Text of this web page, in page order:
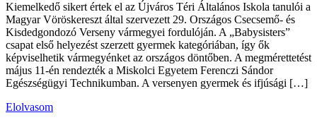
Kiemelkedő sikert értek el az Újváros Téri Általános Iskola tanulói a
Magyar Vöröskereszt által szervezett 29. Országos Csecsemő- és
Kisdedgondozó Verseny vármegyei fordulóján. A „Babysisters”
csapat első helyezést szerzett gyermek kategóriában, így ők
képviselhetik vármegyénket az országos döntőben. A megmérettetést
május 11-én rendezték a Miskolci Egyetem Ferenczi Sándor
Egészségügyi Technikumban. A versenyen gyermek és ifjúsági […]
Elolvasom